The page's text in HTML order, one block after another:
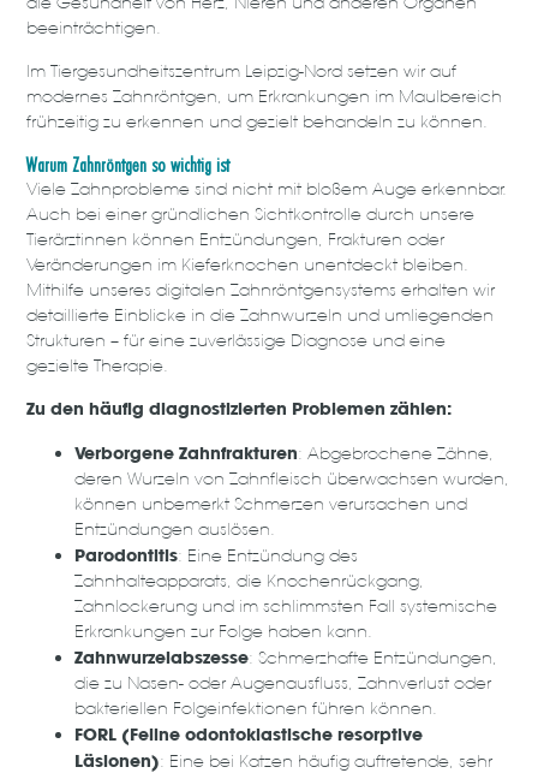
beeinträchtigen.
Im Tiergesundheitszentrum Leipzig-Nord setzen wir auf
modernes Zahnröntgen, um Erkrankungen im Maulbereich
frühzeitig zu erkennen und gezielt behandeln zu können.
Warum Zahnröntgen so wichtig ist
Viele Zahnprobleme sind nicht mit bloßem Auge erkennbar.
Auch bei einer gründlichen Sichtkontrolle durch unsere
Tierärztinnen können Entzündungen, Frakturen oder
Veränderungen im Kieferknochen unentdeckt bleiben.
Mithilfe unseres digitalen Zahnröntgensystems erhalten wir
detaillierte Einblicke in die Zahnwurzeln und umliegenden
Strukturen – für eine zuverlässige Diagnose und eine
gezielte Therapie.
Zu den häufig diagnostizierten Problemen zählen:
Verborgene Zahnfrakturen: Abgebrochene Zähne,
deren Wurzeln von Zahnfleisch überwachsen wurden,
können unbemerkt Schmerzen verursachen und
Entzündungen auslösen.
Parodontitis: Eine Entzündung des
Zahnhalteapparats, die Knochenrückgang,
Zahnlockerung und im schlimmsten Fall systemische
Erkrankungen zur Folge haben kann.
Zahnwurzelabszesse: Schmerzhafte Entzündungen,
die zu Nasen- oder Augenausfluss, Zahnverlust oder
bakteriellen Folgeinfektionen führen können.
FORL (Feline odontoklastische resorptive
Läsionen): Eine bei Katzen häufig auftretende, sehr